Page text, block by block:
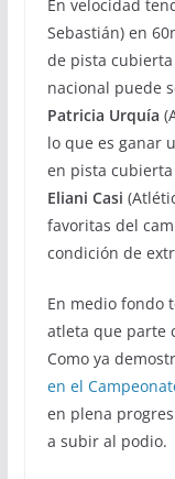
En velocidad
Sebastián) en
de pista
nacional puede
Patricia Urquía
lo que es ganar
en pista cubierta
Eliani Casi
favoritas del
condición de
En medio fondo
atleta que parte
Como ya
en el
en plena
a subir al podio.